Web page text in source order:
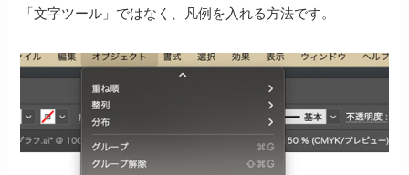
「文字ツール」ではなく、凡例を入れる方法です。